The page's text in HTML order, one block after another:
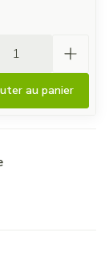
au panier
la page